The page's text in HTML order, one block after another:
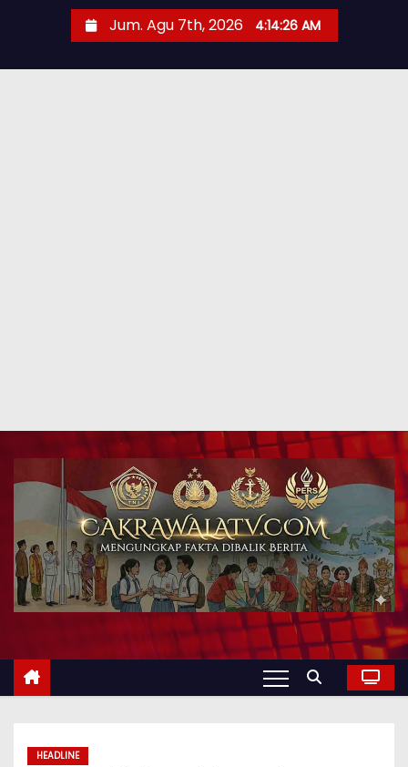
Jum. Agu 7th, 2026 4:14:27 AM
HEADLINE